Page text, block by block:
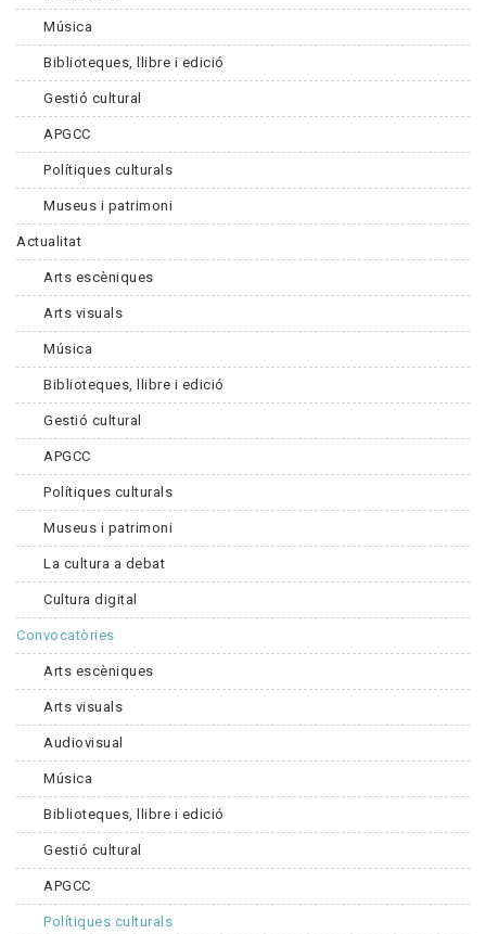
Música
Biblioteques, llibre i edició
Gestió cultural
APGCC
Polítiques culturals
Museus i patrimoni
Actualitat
Arts escèniques
Arts visuals
Música
Biblioteques, llibre i edició
Gestió cultural
APGCC
Polítiques culturals
Museus i patrimoni
La cultura a debat
Cultura digital
Convocatòries
Arts escèniques
Arts visuals
Audiovisual
Música
Biblioteques, llibre i edició
Gestió cultural
APGCC
Polítiques culturals